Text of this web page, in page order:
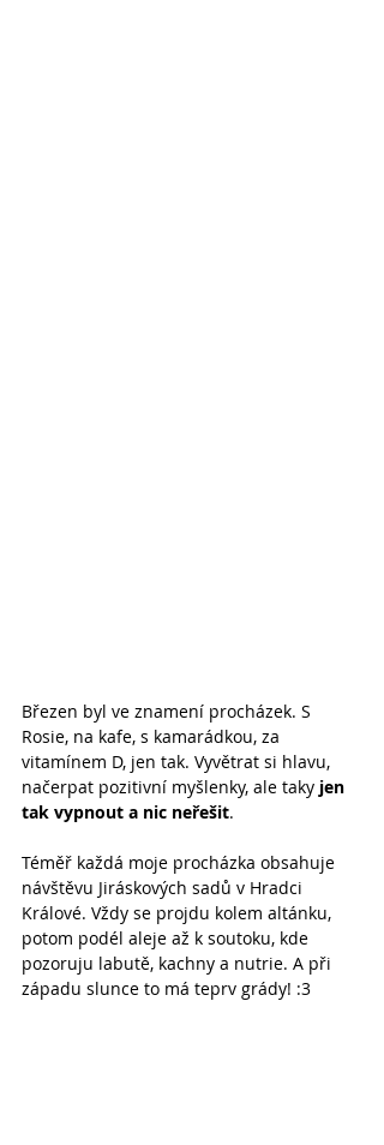
Březen byl ve znamení procházek. S
Rosie, na kafe, s kamarádkou, za
vitamínem D, jen tak. Vyvětrat si hlavu,
načerpat pozitivní myšlenky, ale taky jen
tak vypnout a nic neřešit.
Téměř každá moje procházka obsahuje
návštěvu Jiráskových sadů v Hradci
Králové. Vždy se projdu kolem altánku,
potom podél aleje až k soutoku, kde
pozoruju labutě, kachny a nutrie. A při
západu slunce to má teprv grády! :3